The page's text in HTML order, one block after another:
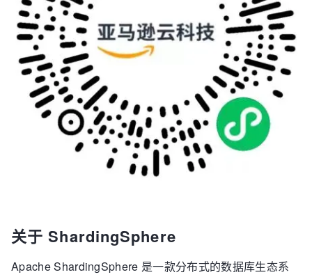
关于 ShardingSphere
Apache ShardingSphere 是一款分布式的数据库生态系